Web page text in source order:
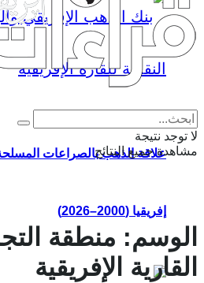
علاقة الذهب بالصراعات
إفريقيا (2000–2026)
لا توجد نتيجة
مشاهدة جميع النتائج
الوسم: منطقة
القارية الإفريقية